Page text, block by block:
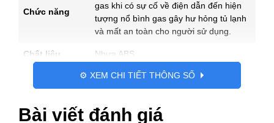
Bài viết đánh giá
Chức năng
gas khi có sự cố về điện dẫn đến hiện
tượng nổ bình gas gây hư hỏng tủ lạnh
và mất an toàn cho người sử dụng.
Chất liệu Nhựa ABS
⚙️ XEM CHI TIẾT THÔNG SỐ